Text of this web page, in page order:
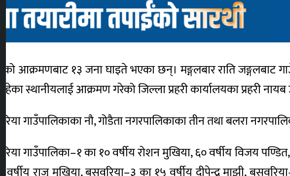
आक्रमणबाट १३ जना घाइते भएका छन्। मङ्गलबार राति
स्थानीयलाई आक्रमण गरेको जिल्ला प्रहरी कार्यालयका प्रहरी
गाउँपालिकाका नौ, गोडैता नगरपालिकाका तीन तथा बलरा
गाउँपालिका–१ का १० वर्षीय रोशन मुखिया, ६० वर्षीय विजय